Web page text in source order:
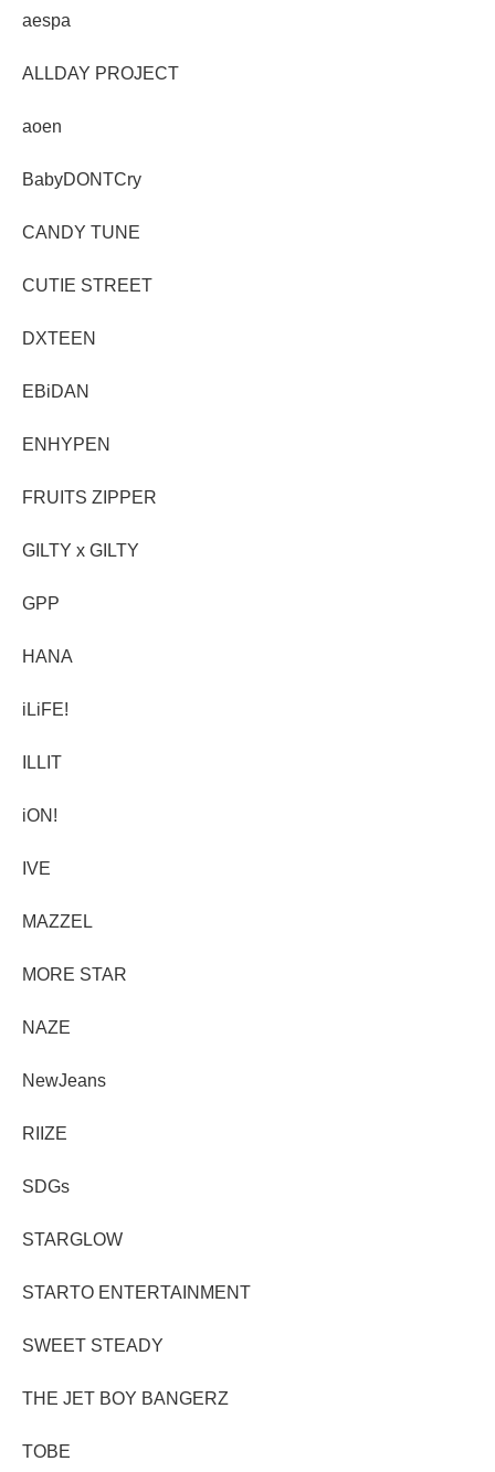
aespa
ALLDAY PROJECT
aoen
BabyDONTCry
CANDY TUNE
CUTIE STREET
DXTEEN
EBiDAN
ENHYPEN
FRUITS ZIPPER
GILTY x GILTY
GPP
HANA
iLiFE!
ILLIT
iON!
IVE
MAZZEL
MORE STAR
NAZE
NewJeans
RIIZE
SDGs
STARGLOW
STARTO ENTERTAINMENT
SWEET STEADY
THE JET BOY BANGERZ
TOBE